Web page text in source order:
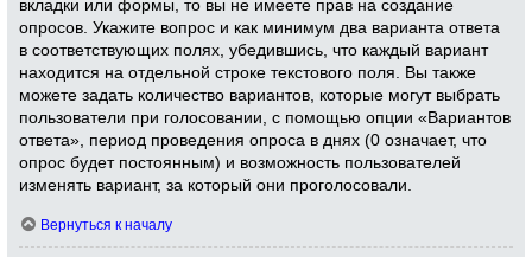
вкладки или формы, то вы не имеете прав на создание
опросов. Укажите вопрос и как минимум два варианта ответа
в соответствующих полях, убедившись, что каждый вариант
находится на отдельной строке текстового поля. Вы также
можете задать количество вариантов, которые могут выбрать
пользователи при голосовании, с помощью опции «Вариантов
ответа», период проведения опроса в днях (0 означает, что
опрос будет постоянным) и возможность пользователей
изменять вариант, за который они проголосовали.
Вернуться к началу